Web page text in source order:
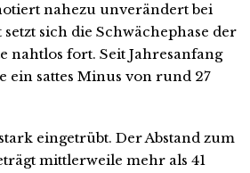
nahezu unverändert bei
setzt sich die Schwächephase der
nahtlos fort. Seit Jahresanfang
ein sattes Minus von rund 27
eingetrübt. Der Abstand zum
mittlerweile mehr als 41